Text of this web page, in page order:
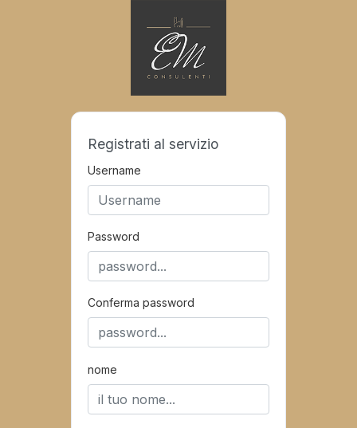
Registrati al servizio
Username
Password
Conferma password
nome